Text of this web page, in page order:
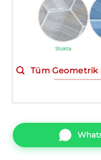
Stokta
Tüm Geometrik